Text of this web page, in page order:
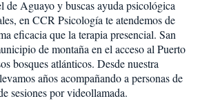
de Aguayo y buscas ayuda psicológica
en CCR Psicología te atendemos de
eficacia que la terapia presencial. San
de montaña en el acceso al Puerto
bosques atlánticos. Desde nuestra
años acompañando a personas de
sesiones por videollamada.